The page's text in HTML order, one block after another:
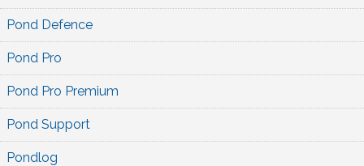
Pond Defence
Pond Pro
Pond Pro Premium
Pond Support
Pondlog